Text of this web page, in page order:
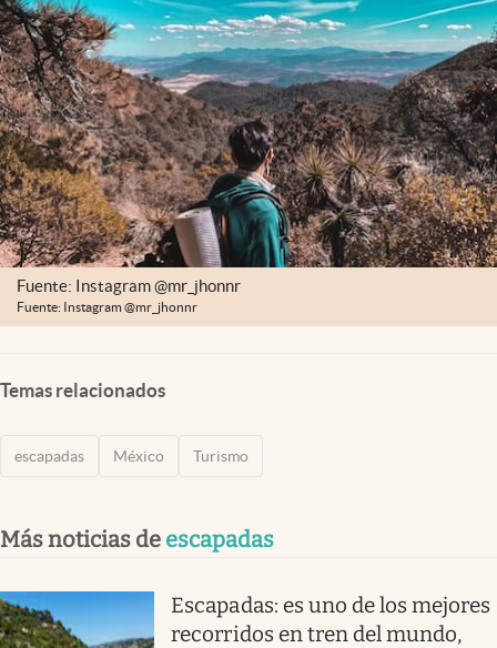
Mediakit
abre en nueva pestaña
México
Fuente: Instagram @mr_jhonnr
Fuente: Instagram @mr_jhonnr
Temas relacionados
escapadas México Turismo
Más noticias de escapadas
Escapadas: es uno de los mejores
recorridos en tren del mundo,